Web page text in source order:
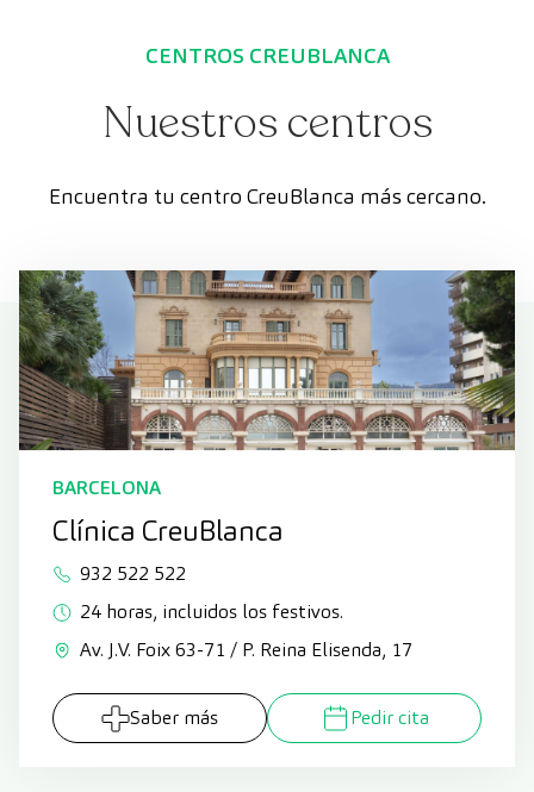
CENTROS CREUBLANCA
Nuestros centros
Encuentra tu centro CreuBlanca más cercano.
BARCELONA
Clínica CreuBlanca
932 522 522
24 horas, incluidos los festivos.
Av. J.V. Foix 63-71 / P. Reina Elisenda, 17
Saber más Pedir cita